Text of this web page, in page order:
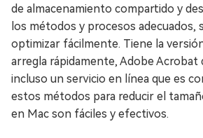
de almacenamiento compartido y
los métodos y procesos adecuados,
optimizar fácilmente. Tiene la
arregla rápidamente, Adobe Acrobat
incluso un servicio en línea que es
estos métodos para reducir el
en Mac son fáciles y efectivos.